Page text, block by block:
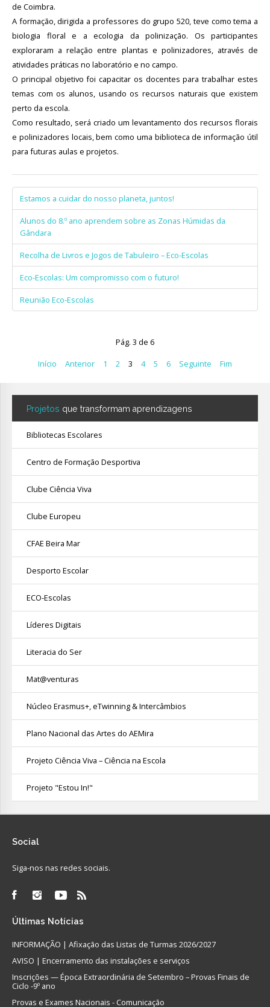
de Coimbra.
A formação, dirigida a professores do grupo 520, teve como tema a
biologia floral e a ecologia da polinização. Os participantes
exploraram a relação entre plantas e polinizadores, através de
atividades práticas no laboratório e no campo.
O principal objetivo foi capacitar os docentes para trabalhar estes
temas com os alunos, usando os recursos naturais que existem
perto da escola.
Como resultado, será criado um levantamento dos recursos florais
e polinizadores locais, bem como uma biblioteca de informação útil
para futuras aulas e projetos.
Estamos a cuidar do nosso planeta, juntos!
Alunos do 8.º ano aprendem sobre as Zonas Húmidas da
Gândara
Recolha de Livros e Jogos de Tabuleiro – Eco-Escolas
Eco-Escolas: Um compromisso com o futuro!
Reunião Eco-Escolas
Pág. 3 de 6
Início
Anterior 1 2 3 4 5 6 Seguinte Fim
Projetos que transformam aprendizagens
Bibliotecas Escolares
Centro de Formação Desportiva
Clube Ciência Viva
Clube Europeu
CFAE Beira Mar
Desporto Escolar
ECO-Escolas
Líderes Digitais
Literacia do Ser
Mat@venturas
Núcleo Erasmus+, eTwinning & Intercâmbios
Plano Nacional das Artes do AEMira
Projeto Ciência Viva – Ciência na Escola
Projeto "Estou In!"
Social
Siga-nos nas redes sociais.
Últimas Notícias
INFORMAÇÃO | Afixação das Listas de Turmas 2026/2027
AVISO | Encerramento das instalações e serviços
Inscrições — Época Extraordinária de Setembro – Provas Finais de
Ciclo -9º ano
Provas e Exames Nacionais - Comunicação